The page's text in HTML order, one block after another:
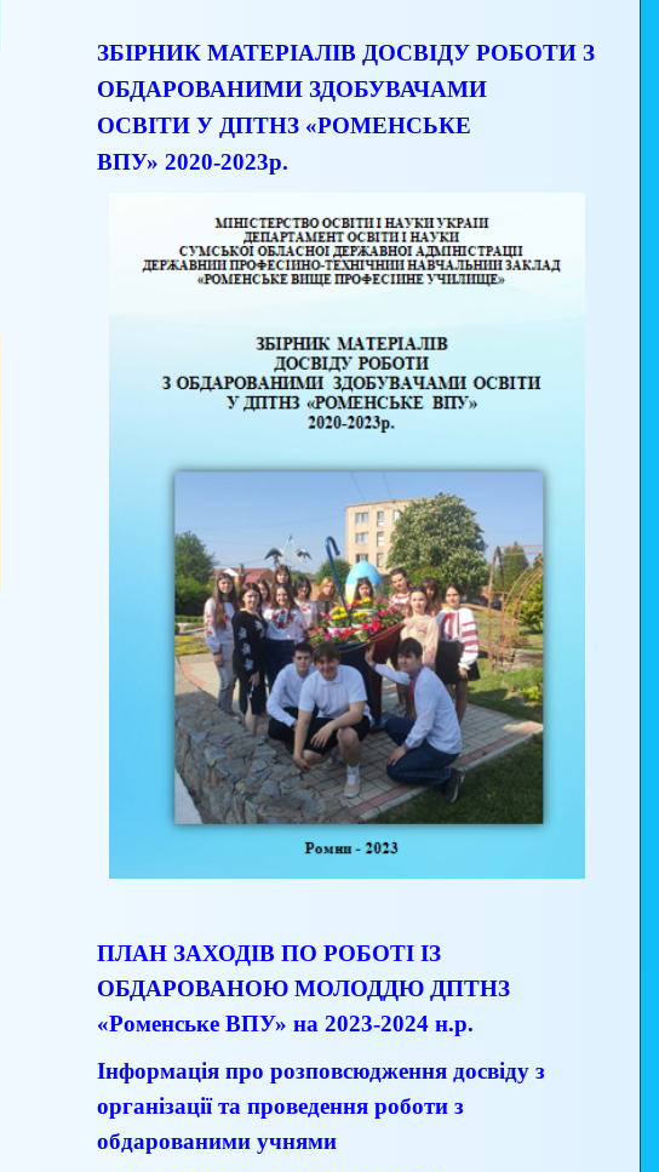
ЗБІРНИК МАТЕРІАЛІВ ДОСВІДУ РОБОТИ З
ОБДАРОВАНИМИ ЗДОБУВАЧАМИ
ОСВІТИ У ДПТНЗ «РОМЕНСЬКЕ
ВПУ» 2020-2023р.
ПЛАН ЗАХОДІВ ПО РОБОТІ ІЗ
ОБДАРОВАНОЮ МОЛОДДЮ ДПТНЗ
«Роменське ВПУ» на 2023-2024 н.р.
Інформація про розповсюдження досвіду з
організації та проведення роботи з
обдарованими учнями